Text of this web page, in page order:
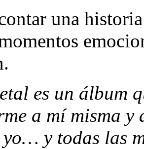
una
es un álbum
a mí misma
yo… y todas las